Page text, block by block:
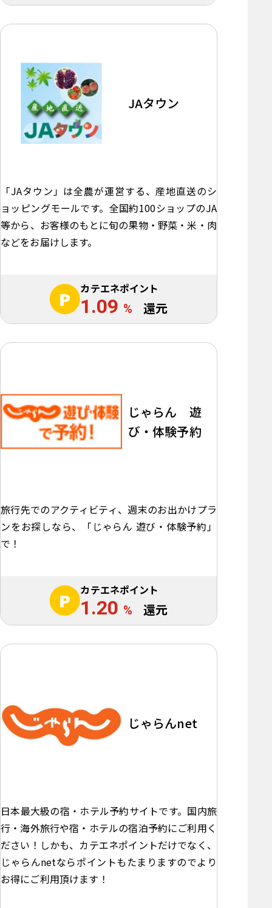
JAタウン
「JAタウン」は全農が運営する、産地直送のシ
ョッピングモールです。全国約100ショップのJA
等から、お客様のもとに旬の果物・野菜・米・肉
などをお届けします。
カテエネポイント
1.09 % 還元
じゃらん 遊
び・体験予約
旅行先でのアクティビティ、週末のお出かけプラ
ンをお探しなら、「じゃらん 遊び・体験予約」
で！
カテエネポイント
1.20 % 還元
じゃらんnet
日本最大級の宿・ホテル予約サイトです。国内旅
行・海外旅行や宿・ホテルの宿泊予約にご利用く
ださい！しかも、カテエネポイントだけでなく、
じゃらんnetならポイントもたまりますのでより
お得にご利用頂けます！